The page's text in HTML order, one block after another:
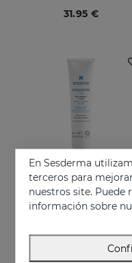
31.95 €
Añadir
En Sesderma
terceros para
nuestros site. Puede
información sobre